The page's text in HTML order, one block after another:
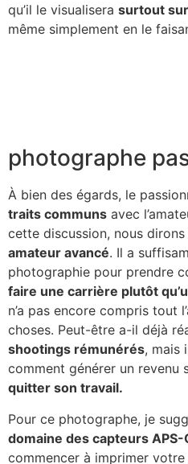
qu’il le visualisera surtout
même simplement en le
photographe
À bien des égards, le
traits communs avec
cette discussion, nous dirons
amateur avancé. Il a
photographie pour prendre
faire une carrière plutôt
n’a pas encore compris tout
choses. Peut-être a-il déjà
shootings rémunérés, mais
comment générer un revenu
quitter son travail.
Pour ce photographe, je
domaine des capteurs APS-
commencer à imprimer votre